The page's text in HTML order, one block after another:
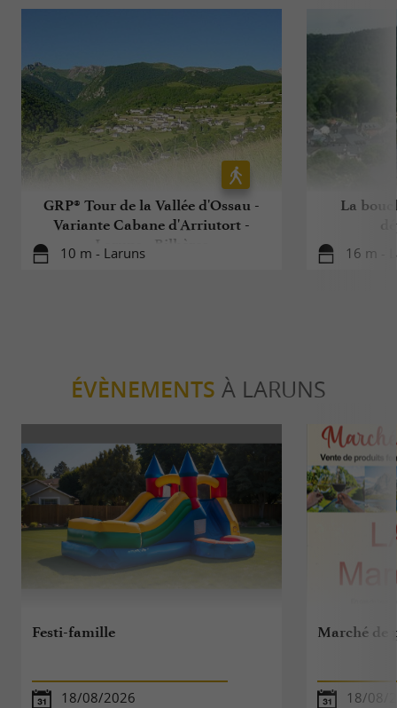
GRP® Tour de la Vallée d'Ossau -
Variante Cabane d'Arriutort -
Laruns - Bilhères
10 m - Laruns
La
16 m -
ÉVÈNEMENTS À LARUNS
Festi-famille
18/08/2026
Marché de
18/08/